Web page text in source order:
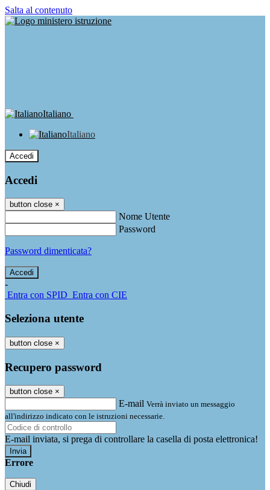
Salta al contenuto
Italiano
Italiano
Accedi
Accedi
button close ×
Nome Utente
Password
Password dimenticata?
-
Entra con SPID Entra con CIE
Seleziona utente
button close ×
Recupero password
button close ×
E-mail Verrà inviato un messaggio
all'indirizzo indicato con le istruzioni necessarie.
E-mail inviata, si prega di controllare la casella di posta elettronica!
Errore
Chiudi